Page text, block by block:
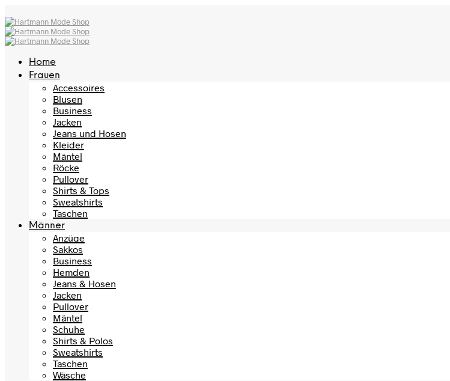
Home
Frauen
Accessoires
Blusen
Business
Jacken
Jeans und Hosen
Kleider
Mäntel
Röcke
Pullover
Shirts & Tops
Sweatshirts
Taschen
Männer
Anzüge
Sakkos
Business
Hemden
Jeans & Hosen
Jacken
Pullover
Mäntel
Schuhe
Shirts & Polos
Sweatshirts
Taschen
Wäsche